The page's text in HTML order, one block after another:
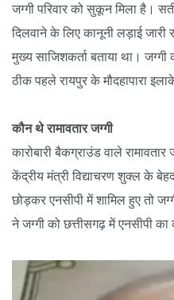
जग्गी परिवार को सुकून मिला है।
दिलवाने के लिए कानूनी लड़ाई
मुख्य साजिशकर्ता बताया था।
ठीक पहले रायपुर के मौदहापारा
कौन थे रामावतार जग्गी
कारोबारी बैकग्राउंड वाले
केंद्रीय मंत्री विद्याचरण शुक्ल के
छोड़कर एनसीपी में शामिल हुए तो
ने जग्गी को छत्तीसगढ़ में एनसीपी का